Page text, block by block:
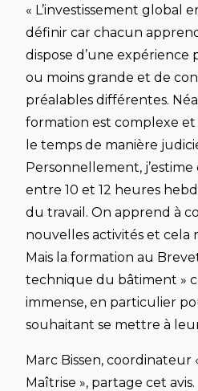
« L’investissement global
définir car chacun
dispose d’une expérience
ou moins grande et de
préalables différentes.
formation est complexe et
le temps de manière
Personnellement,
entre 10 et 12 heures
du travail. On apprend à
nouvelles activités et cela
Mais la formation au
technique du bâtiment »
immense, en particulier
souhaitant se mettre à
Marc Bissen, coordinateur
Maîtrise », partage cet